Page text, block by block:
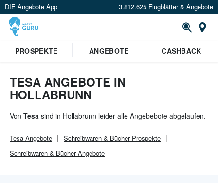
DIE Angebote App 3.812.625 Flugblätter & Angebote
Standort festlegen
PROSPEKTE ANGEBOTE CASHBACK
TESA ANGEBOTE IN
HOLLABRUNN
Von Tesa sind in Hollabrunn leider alle Angebebote abgelaufen.
Tesa Angebote Schreibwaren & BücherProspekte
Schreibwaren & BücherAngebote